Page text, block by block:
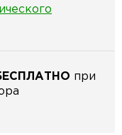
при